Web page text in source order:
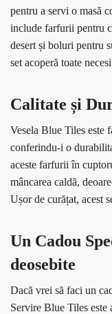
pentru a servi o masă
include farfurii pentru
desert și boluri pentru
set acoperă toate
Calitate și
Vesela Blue Tiles este
conferindu-i o
aceste farfurii în
mâncarea caldă,
Ușor de curățat, acest
Un Cadou
deosebite
Dacă vrei să faci un
Servire Blue Tiles este